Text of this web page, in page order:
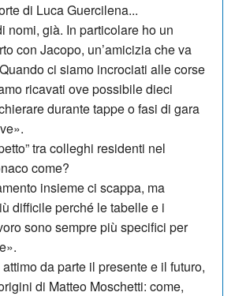
di Luca Guercilena...
nomi, già. In particolare ho un
con Jacopo, un’amicizia che va
ci siamo incrociati alle corse
ricavati ove possibile dieci
durante tappe o fasi di gara
tra colleghi residenti nel
come?
insieme ci scappa, ma
difficile perché le tabelle e i
sono sempre più specifici per
da parte il presente e il fu­turo,
di Matteo Mo­schetti: come,